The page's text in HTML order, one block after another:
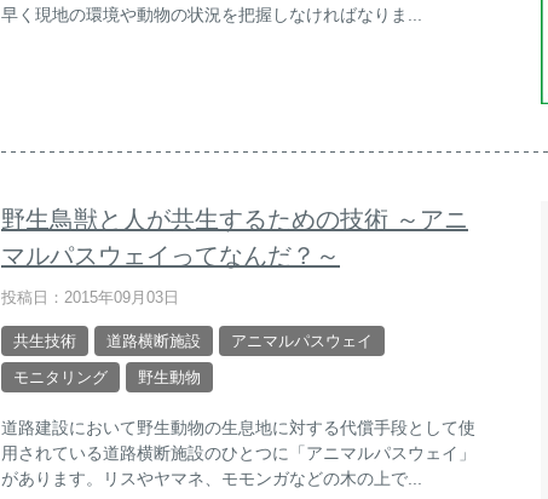
早く現地の環境や動物の状況を把握しなければなりま...
野生鳥獣と人が共生するための技術 ～アニ
マルパスウェイってなんだ？～
投稿日：2015年09月03日
共生技術 道路横断施設
アニマルパスウェイ
モニタリング
野生動物
道路建設において野生動物の生息地に対する代償手段として使
用されている道路横断施設のひとつに「アニマルパスウェイ」
があります。リスやヤマネ、モモンガなどの木の上で...